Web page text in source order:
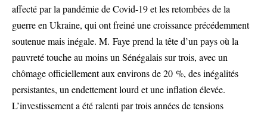
affecté par la pandémie de Covid-19 et les retombées de la
guerre en Ukraine, qui ont freiné une croissance précédemment
soutenue mais inégale. M. Faye prend la tête d’un pays où la
pauvreté touche au moins un Sénégalais sur trois, avec un
chômage officiellement aux environs de 20 %, des inégalités
persistantes, un endettement lourd et une inflation élevée.
L’investissement a été ralenti par trois années de tensions